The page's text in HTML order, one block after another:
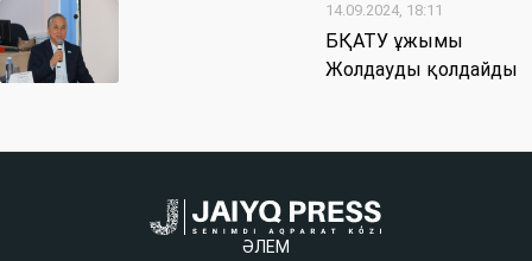
14.09.2024, 18:11
БҚАТУ ұжымы
Жолдауды қолдайды
ӘЛЕМ